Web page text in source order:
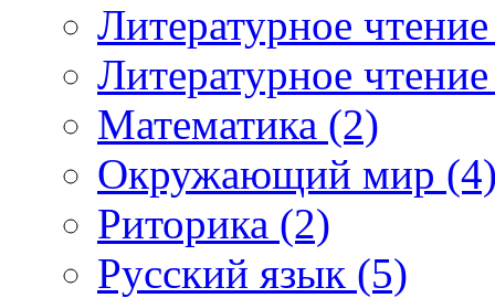
Литературное
Литературное
Математика (2)
Окружающий мир
Риторика (2)
Русский язык (5)